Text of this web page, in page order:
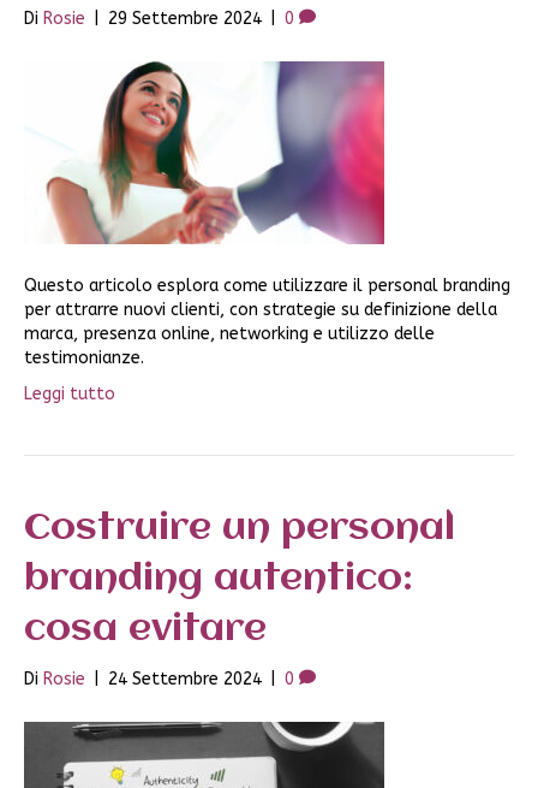
Di Rosie 29 Settembre 2024 0
Questo articolo esplora come utilizzare il personal branding
per attrarre nuovi clienti, con strategie su definizione della
marca, presenza online, networking e utilizzo delle
testimonianze.
Leggi tutto
Costruire un personal
branding autentico:
cosa evitare
Di Rosie 24 Settembre 2024 0